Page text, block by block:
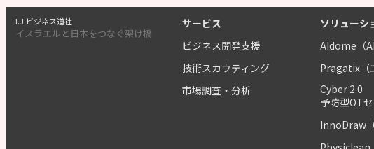
I.J.ビジネス道社
イスラエルと日本をつなぐ架け橋
サービス
ビジネス開発支援
技術スカウティング
市場調査・分析
ソリューシ
AIdome（AI
Pragatix（
Cyber 2.0
予防型OT
InnoDraw